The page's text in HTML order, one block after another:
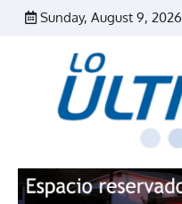
Skip
Sunday, August 9, 2026